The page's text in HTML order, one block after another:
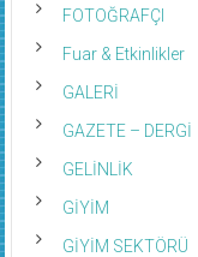
FOTOĞRAFÇI
Fuar & Etkinlikler
GALERİ
GAZETE – DERGİ
GELİNLİK
GİYİM
GİYİM SEKTÖRÜ